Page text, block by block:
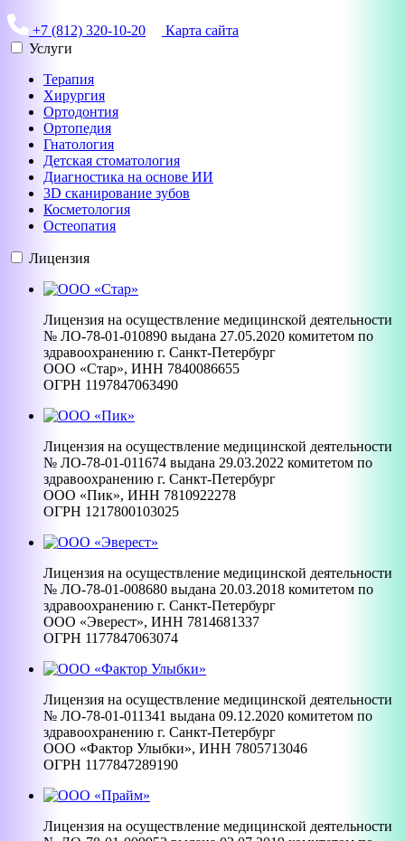
+7 (812) 320-10-20
Карта сайта
Услуги
Терапия
Хирургия
Ортодонтия
Ортопедия
Гнатология
Детская стоматология
Диагностика на основе ИИ
3D сканирование зубов
Косметология
Остеопатия
Лицензия
Лицензия на осуществление медицинской деятельности
№ ЛО-78-01-010890 выдана 27.05.2020 комитетом по
здравоохранению г. Санкт-Петербург
ООО «Стар», ИНН 7840086655
ОГРН 1197847063490
Лицензия на осуществление медицинской деятельности
№ ЛО-78-01-011674 выдана 29.03.2022 комитетом по
здравоохранению г. Санкт-Петербург
ООО «Пик», ИНН 7810922278
ОГРН 1217800103025
Лицензия на осуществление медицинской деятельности
№ ЛО-78-01-008680 выдана 20.03.2018 комитетом по
здравоохранению г. Санкт-Петербург
ООО «Эверест», ИНН 7814681337
ОГРН 1177847063074
Лицензия на осуществление медицинской деятельности
№ ЛО-78-01-011341 выдана 09.12.2020 комитетом по
здравоохранению г. Санкт-Петербург
ООО «Фактор Улыбки», ИНН 7805713046
ОГРН 1177847289190
Лицензия на осуществление медицинской деятельности